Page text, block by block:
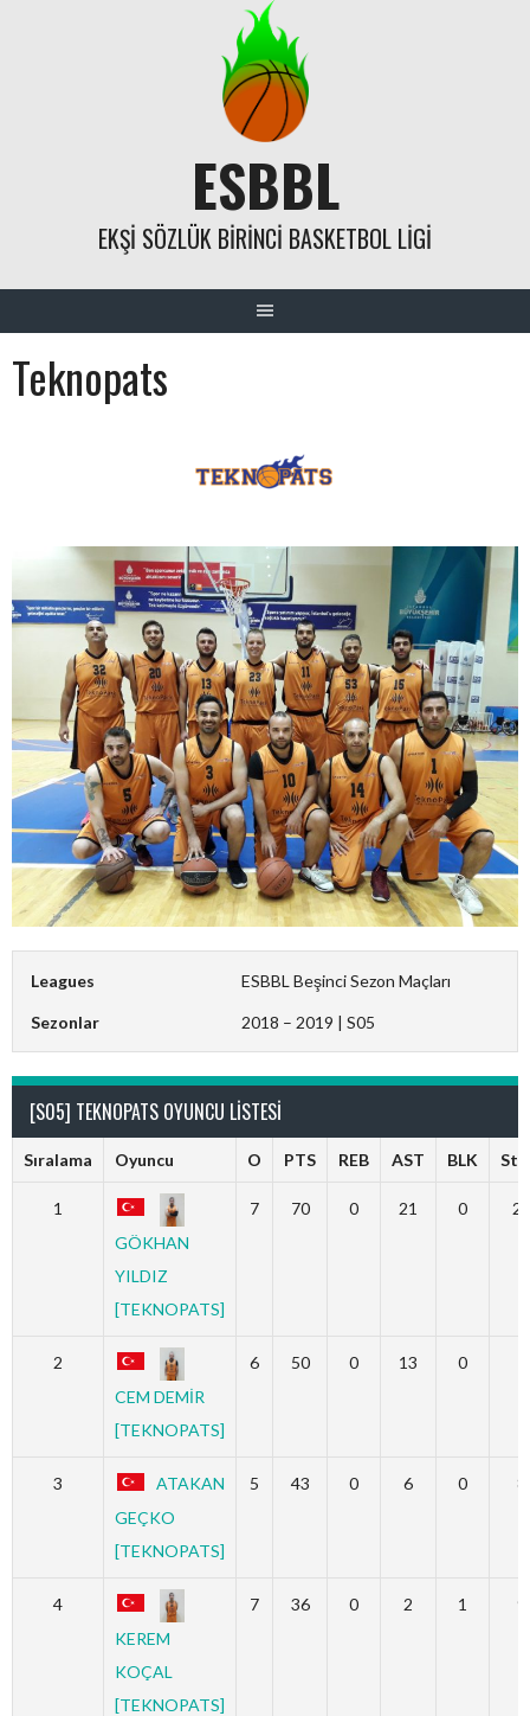
ESBBL
EKŞI SÖZLÜK BIRINCI BASKETBOL LIGI
Teknopats
Leagues ESBBL Beşinci Sezon Maçları
Sezonlar 2018 – 2019 | S05
[S05] TEKNOPATS OYUNCU LISTESI
Sıralama Oyuncu O PTS REB AST BLK
1
GÖKHAN
YILDIZ
[TEKNOPATS]
7 70 0 21 0 28
2
CEM DEMİR
[TEKNOPATS]
6 50 0 13 0
3
ATAKAN
GEÇKO
[TEKNOPATS]
5 43 0 6 0 8
4
KEREM
KOÇAL
[TEKNOPATS]
7 36 0 2 1 9